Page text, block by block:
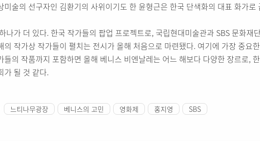
미술의 선구자인 김환기의 사위이기도 한 윤형근은 한국 단색화의 대표 화가로
나가 더 있다. 한국 작가들의 팝업 프로젝트로, 국립현대미술관과 SBS 문화재
의 작가상 작가들이 펼치는 전시가 올해 처음으로 마련됐다. 여기에 가장 중요
들의 작품까지 포함하면 올해 베니스 비엔날레는 어느 해보다 다양한 장르로,
가 될 것 같다.
느티나무광장 베니스의 고민 영화제 홍지영 SBS